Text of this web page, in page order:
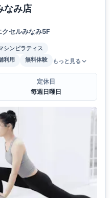
なみ店
セルみなみ5F
シンピラティス
利用 無料体験 もっと見る
定休日
毎週日曜日